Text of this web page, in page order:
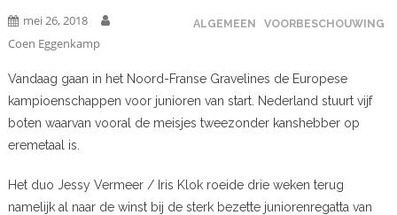
ALGEMEEN VOORBESCHOUWING
mei 26, 2018
Coen Eggenkamp
Vandaag gaan in het Noord-Franse Gravelines de Europese
kampioenschappen voor junioren van start. Nederland stuurt vijf
boten waarvan vooral de meisjes tweezonder kanshebber op
eremetaal is.
Het duo Jessy Vermeer / Iris Klok roeide drie weken terug
namelijk al naar de winst bij de sterk bezette juniorenregatta van